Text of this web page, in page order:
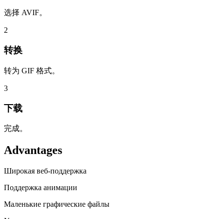
选择 AVIF。
2
转换
转为 GIF 格式。
3
下载
完成。
Advantages
Широкая веб-поддержка
Поддержка анимации
Маленькие графические файлы